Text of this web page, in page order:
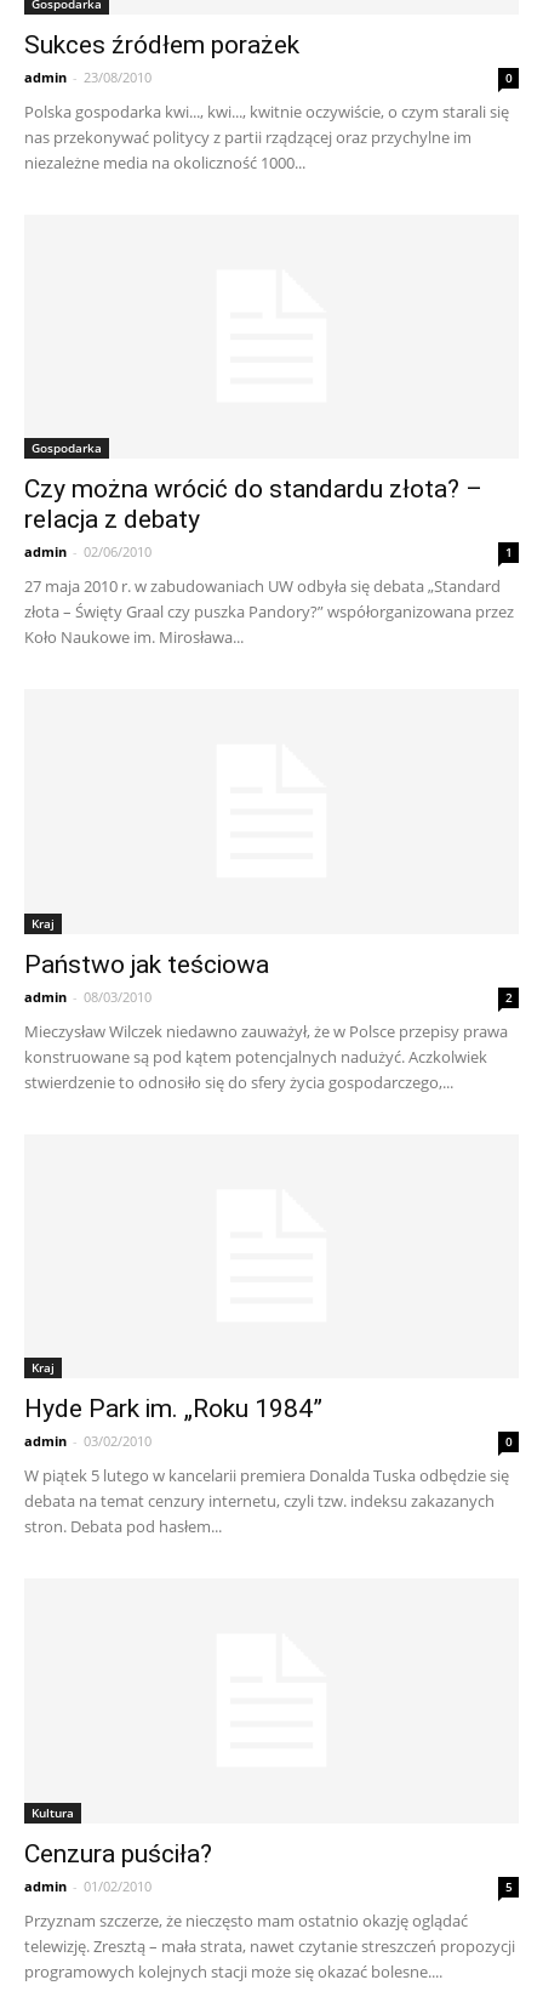
Gospodarka
Sukces źródłem porażek
admin - 23/08/2010 0
Polska gospodarka kwi..., kwi..., kwitnie oczywiście, o czym starali się
nas przekonywać politycy z partii rządzącej oraz przychylne im
niezależne media na okoliczność 1000...
Gospodarka
Czy można wrócić do standardu złota? –
relacja z debaty
admin - 02/06/2010 1
27 maja 2010 r. w zabudowaniach UW odbyła się debata „Standard
złota – Święty Graal czy puszka Pandory?” współorganizowana przez
Koło Naukowe im. Mirosława...
Kraj
Państwo jak teściowa
admin - 08/03/2010 2
Mieczysław Wilczek niedawno zauważył, że w Polsce przepisy prawa
konstruowane są pod kątem potencjalnych nadużyć. Aczkolwiek
stwierdzenie to odnosiło się do sfery życia gospodarczego,...
Kraj
Hyde Park im. „Roku 1984”
admin - 03/02/2010 0
W piątek 5 lutego w kancelarii premiera Donalda Tuska odbędzie się
debata na temat cenzury internetu, czyli tzw. indeksu zakazanych
stron. Debata pod hasłem...
Kultura
Cenzura puściła?
admin - 01/02/2010 5
Przyznam szczerze, że nieczęsto mam ostatnio okazję oglądać
telewizję. Zresztą – mała strata, nawet czytanie streszczeń propozycji
programowych kolejnych stacji może się okazać bolesne....